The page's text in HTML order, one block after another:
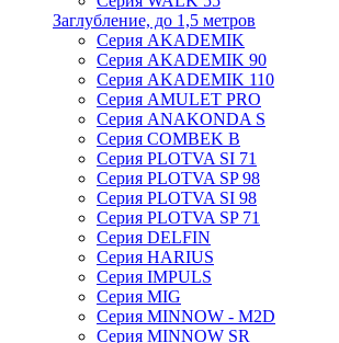
Заглубление, до 1,5 метров
Серия AKADEMIK
Серия AKADEMIK 90
Серия AKADEMIK 110
Серия AMULET PRO
Серия ANAKONDA S
Серия COMBEK B
Серия PLOTVA SI 71
Серия PLOTVA SP 98
Серия PLOTVA SI 98
Серия PLOTVA SP 71
Серия DELFIN
Серия HARIUS
Серия IMPULS
Серия MIG
Серия MINNOW - M2D
Серия MINNOW SR